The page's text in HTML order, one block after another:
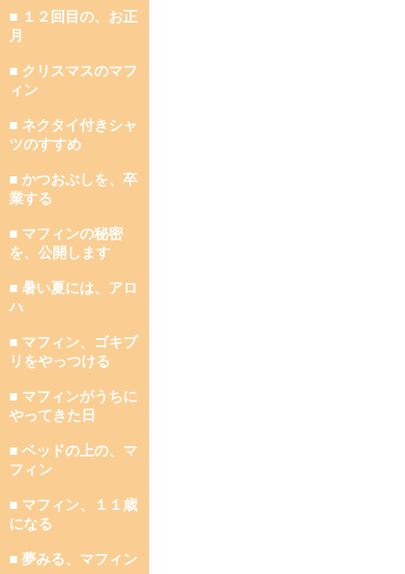
■ １２回目の、お正
月
■ クリスマスのマフ
ィン
■ ネクタイ付きシャ
ツのすすめ
■ かつおぶしを、卒
業する
■ マフィンの秘密
を、公開します
■ 暑い夏には、アロ
ハ
■ マフィン、ゴキブ
リをやっつける
■ マフィンがうちに
やってきた日
■ ベッドの上の、マ
フィン
■ マフィン、１１歳
になる
■ 夢みる、マフィン